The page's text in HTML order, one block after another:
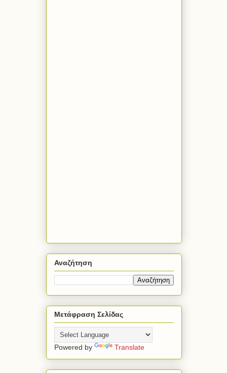
Αναζήτηση
Μετάφραση Σελίδας
Powered by Translate